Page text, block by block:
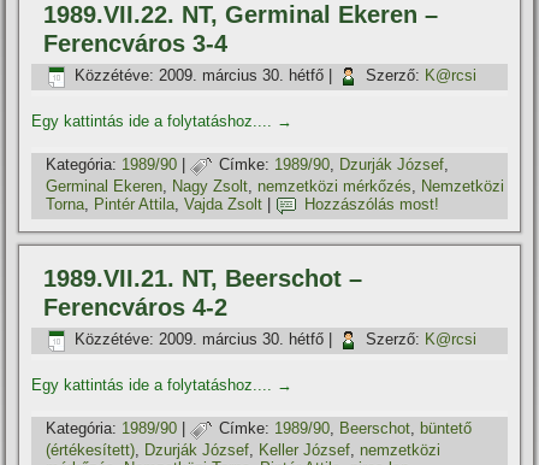
1989.VII.22. NT, Germinal Ekeren –
Ferencváros 3-4
Közzétéve: 2009. március 30. hétfő Szerző: K@rcsi
Egy kattintás ide a folytatáshoz.... →
Kategória: 1989/90 | Címke: 1989/90, Dzurják József,
Germinal Ekeren, Nagy Zsolt, nemzetközi mérkőzés, Nemzetközi
Torna, Pintér Attila,Vajda Zsolt Hozzászólás most!
1989.VII.21. NT, Beerschot –
Ferencváros 4-2
Közzétéve: 2009. március 30. hétfő Szerző: K@rcsi
Egy kattintás ide a folytatáshoz.... →
Kategória: 1989/90 | Címke: 1989/90, Beerschot, büntető
(értékesí­tett), Dzurják József, Keller József, nemzetközi